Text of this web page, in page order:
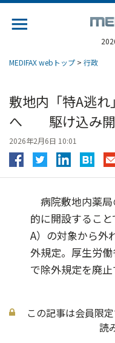
MEDIFAX webトップ > 行政
敷地内「特A逃
へ 駆け込み開
2026年2月6日 10:01
病院敷地内薬局
的に開設するこ
A）の対象から外
外規定。厚生労
で除外規定を廃
この記事は会員限
読